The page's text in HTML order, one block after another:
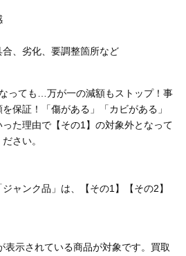
合、劣化、要調整箇所など
っても…万が一の減額もストップ！事
保証！「傷がある」「カビがある」
った理由で【その1】の対象外となって
さい。
ャンク品」は、【その1】【その2】
表示されている商品が対象です。買取